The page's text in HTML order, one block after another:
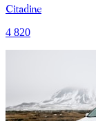
Citadine
4 820